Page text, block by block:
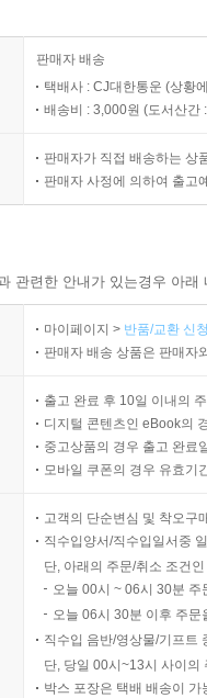
판매자 배송
택배사 : CJ대한통운 (상황
배송비 : 3,000원 (도서산간
판매자가 직접 배송하는 상
판매자 사정에 의하여 출고
관련한 안내가 있는경우 아
마이페이지 > 반품/교환 신
판매자 배송 상품은 판매자
출고 완료 후 10일 이내의
디지털 콘텐츠인 eBook의
중고상품의 경우 출고 완료
모바일 쿠폰의 경우 유효기
고객의 단순변심 및 착오구
직수입양서/직수입일서중
단, 아래의 주문/취소 조건
오늘 00시 ~ 06시 30분
오늘 06시 30분 이후 주
직수입 음반/영상물/기프트
단, 당일 00시~13시 사이의
박스 포장은 택배 배송이